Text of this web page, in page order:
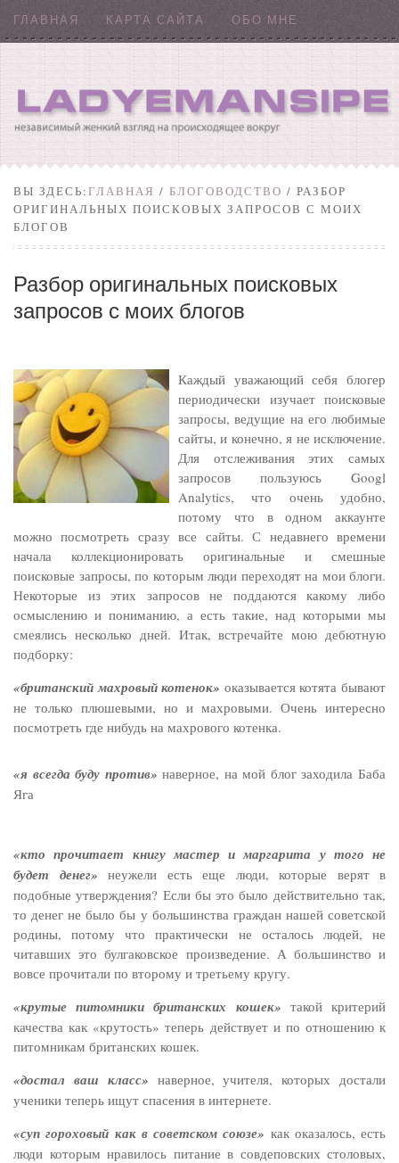
ГЛАВНАЯ КАРТА САЙТА ОБО МНЕ
ВЫ ЗДЕСЬ:ГЛАВНАЯ / БЛОГОВОДСТВО / РАЗБОР
ОРИГИНАЛЬНЫХ ПОИСКОВЫХ ЗАПРОСОВ С МОИХ
БЛОГОВ
Разбор оригинальных поисковых
запросов с моих блогов
Каждый уважающий себя блогер
периодически изучает поисковые
запросы, ведущие на его любимые
сайты, и конечно, я не исключение.
Для отслеживания этих самых
запросов пользуюсь Googl
Analytics, что очень удобно,
потому что в одном аккаунте
можно посмотреть сразу все сайты. С недавнего времени
начала коллекционировать оригинальные и смешные
поисковые запросы, по которым люди переходят на мои блоги.
Некоторые из этих запросов не поддаются какому либо
осмыслению и пониманию, а есть такие, над которыми мы
смеялись несколько дней. Итак, встречайте мою дебютную
подборку:
«британский махровый котенок» оказывается котята бывают
не только плюшевыми, но и махровыми. Очень интересно
посмотреть где нибудь на махрового котенка.
«я всегда буду против» наверное, на мой блог заходила Баба
Яга
«кто прочитает книгу мастер и маргарита у того не
будет денег» неужели есть еще люди, которые верят в
подобные утверждения? Если бы это было действительно так,
то денег не было бы у большинства граждан нашей советской
родины, потому что практически не осталось людей, не
читавших это булгаковское произведение. А большинство и
вовсе прочитали по второму и третьему кругу.
«крутые питомники британских кошек» такой критерий
качества как «крутость» теперь действует и по отношению к
питомникам британских кошек.
«достал ваш класс» наверное, учителя, которых достали
ученики теперь ищут спасения в интернете.
«суп гороховый как в советском союзе» как оказалось, есть
люди которым нравилось питание в совдеповских столовых,